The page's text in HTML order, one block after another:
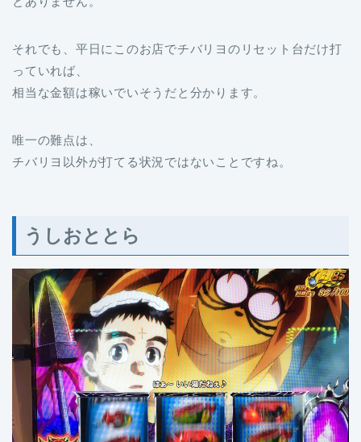
それでも、平日にこのお店でチバリヨのリセット台だけ打
っていれば、
相当な金額は稼いでいそうだと分かります。
唯一の難点は、
チバリヨ以外が打てる状況ではないことですね。
うしおととら